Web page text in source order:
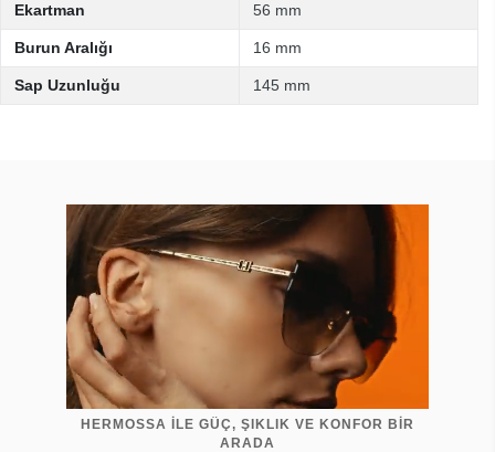
Ekartman 56 mm
Burun Aralığı 16 mm
Sap Uzunluğu 145 mm
HERMOSSA İLE GÜÇ, ŞIKLIK VE KONFOR BİR
ARADA